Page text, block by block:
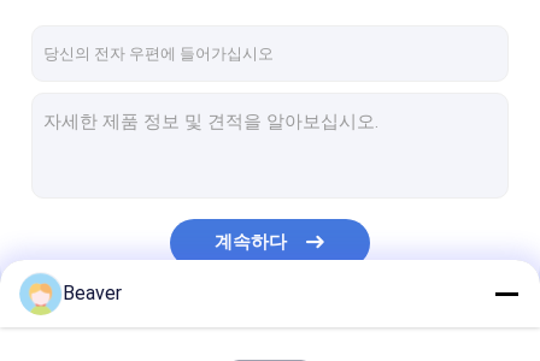
계속하다
Beaver